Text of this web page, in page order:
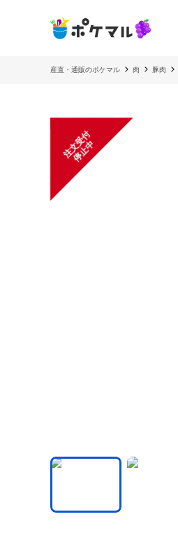
産直・通販のポケマル 肉 豚肉
注
文
受
付
停
止
中